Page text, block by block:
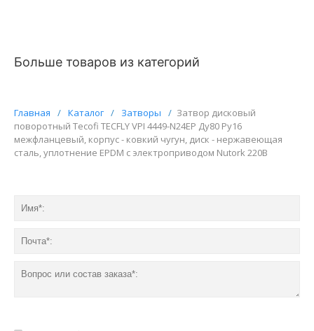
Больше товаров из категорий
Главная / Каталог / Затворы / Затвор дисковый
поворотный Tecofi TECFLY VPI 4449-N24EP Ду80 Ру16
межфланцевый, корпус - ковкий чугун, диск - нержавеющая
сталь, уплотнение EPDM с электроприводом Nutork 220В